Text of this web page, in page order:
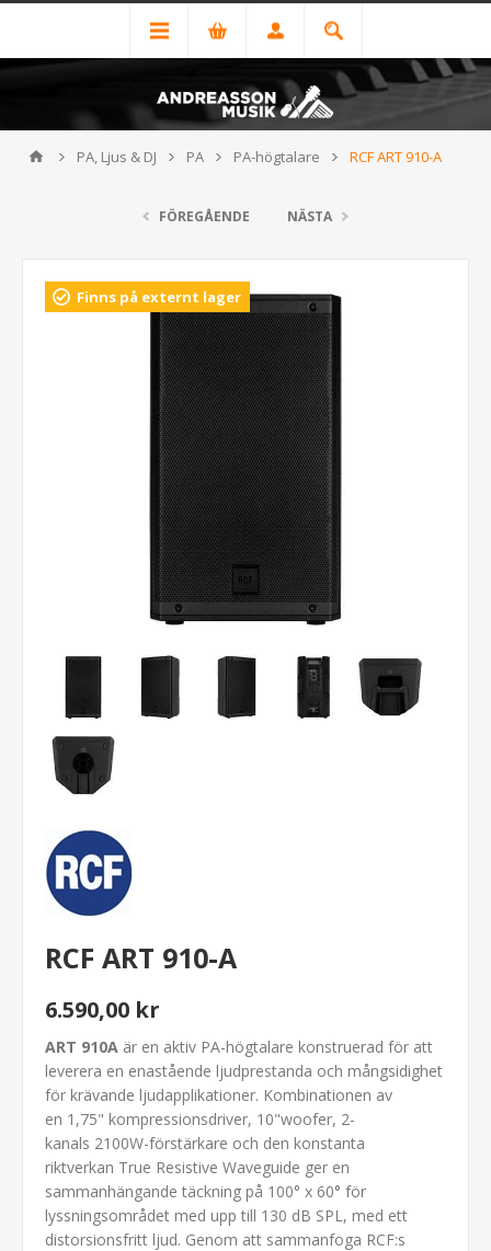
PA, Ljus & DJ PA PA-högtalare RCF ART 910-A
FÖREGÅENDE NÄSTA
Finns på externt lager
RCF ART 910-A
6.590,00 kr
ART 910A är en aktiv PA-högtalare konstruerad för att
leverera en enastående ljudprestanda och mångsidighet
för krävande ljudapplikationer. Kombinationen av
en 1,75" kompressionsdriver, 10"woofer, 2-
kanals 2100W-förstärkare och den konstanta
riktverkan True Resistive Waveguide ger en
sammanhängande täckning på 100° x 60° för
lyssningsområdet med upp till 130 dB SPL, med ett
distorsionsfritt ljud. Genom att sammanfoga RCF:s